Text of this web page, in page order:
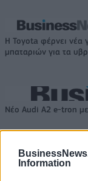
Information
Η Toyota φέρνει νέα
μπαταριών για τα
Νέο Audi A2 e-tron
Ευρωπαϊκό Παίδων:
στην παράταση η